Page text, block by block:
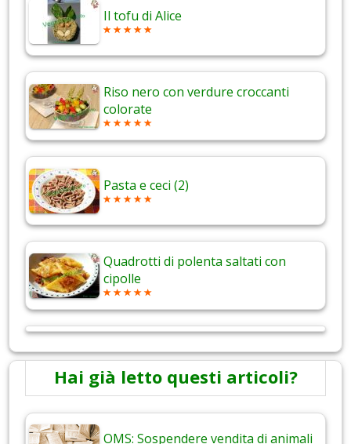
Il tofu di Alice
Riso nero con verdure croccanti
colorate
Pasta e ceci (2)
Quadrotti di polenta saltati con
cipolle
Hai già letto questi articoli?
OMS: Sospendere vendita di animali